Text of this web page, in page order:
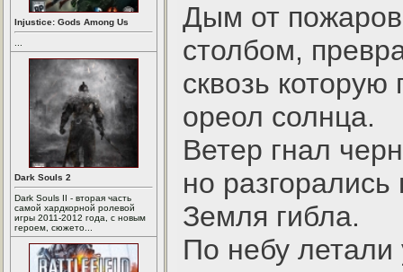
Injustice: Gods Among Us
Dark Souls 2
Dark Souls II - вторая часть
самой хардкорной ролевой
игры 2011-2012 года, с новым
героем, сюжето...
Дым от
столбом,
сквозь
ореол солнца.
Ветер гнал
но
Земля гибла.
По небу